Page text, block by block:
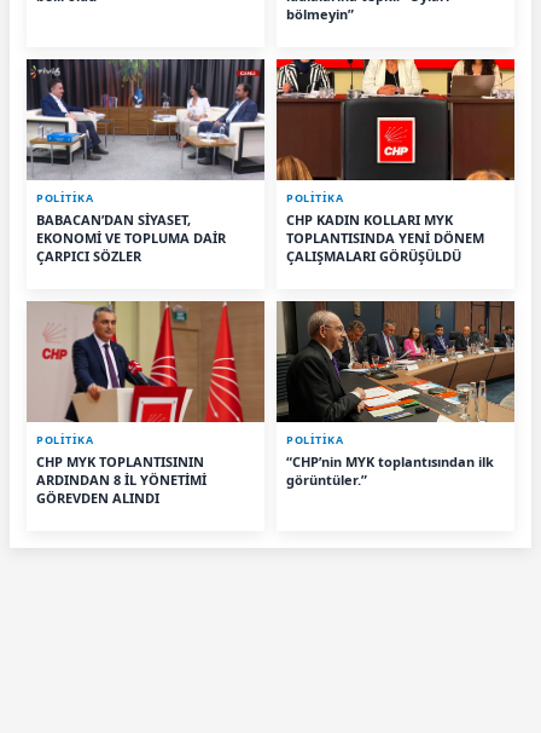
bölmeyin”
POLİTİKA
BABACAN’DAN SİYASET,
EKONOMİ VE TOPLUMA DAİR
ÇARPICI SÖZLER
POLİTİKA
CHP KADIN KOLLARI MYK
TOPLANTISINDA YENİ DÖNEM
ÇALIŞMALARI GÖRÜŞÜLDÜ
POLİTİKA
CHP MYK TOPLANTISININ
ARDINDAN 8 İL YÖNETİMİ
GÖREVDEN ALINDI
POLİTİKA
“CHP’nin MYK toplantısından ilk
görüntüler.”